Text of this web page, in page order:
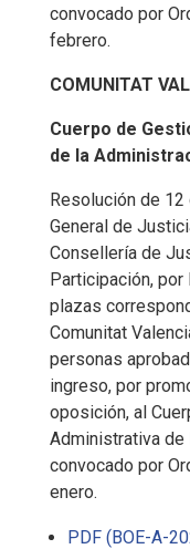
convocado por
febrero.
COMUNITAT
Cuerpo de
de la
Resolución de
General de
Consellería de
Participación, por
plazas
Comunitat
personas
ingreso, por
oposición, al
Administrativa
convocado por
enero.
PDF (BOE-A-